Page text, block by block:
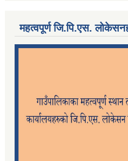
महत्वपूर्ण जि.पि.एस.